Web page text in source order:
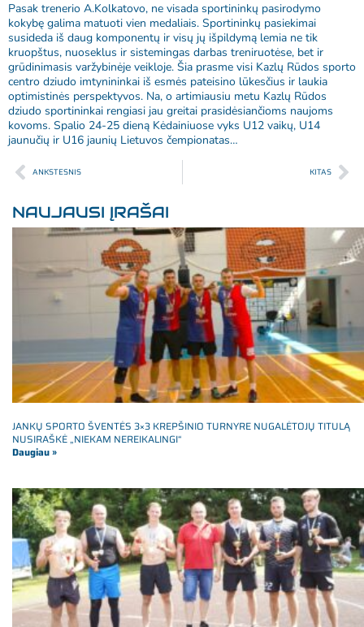
Pasak trenerio A.Kolkatovo, ne visada sportininkų pasirodymo
kokybę galima matuoti vien medaliais. Sportininkų pasiekimai
susideda iš daug komponentų ir visų jų išpildymą lemia ne tik
kruopštus, nuoseklus ir sistemingas darbas treniruotėse, bet ir
grūdinimasis varžybinėje veikloje. Šia prasme visi Kazlų Rūdos sporto
centro dziudo imtynininkai iš esmės pateisino lūkesčius ir laukia
optimistinės perspektyvos. Na, o artimiausiu metu Kazlų Rūdos
dziudo sportininkai rengiasi jau greitai prasidėsiančioms naujoms
kovoms. Spalio 24-25 dieną Kėdainiuose vyks U12 vaikų, U14
jaunučių ir U16 jaunių Lietuvos čempionatas…
ANKSTESNIS KITAS
NAUJAUSI ĮRAŠAI
JANKŲ SPORTO ŠVENTĖS 3×3 KREPŠINIO TURNYRE NUGALĖTOJŲ TITULĄ
NUSIRAŠKĖ „NIEKAM NEREIKALINGI“
Daugiau »